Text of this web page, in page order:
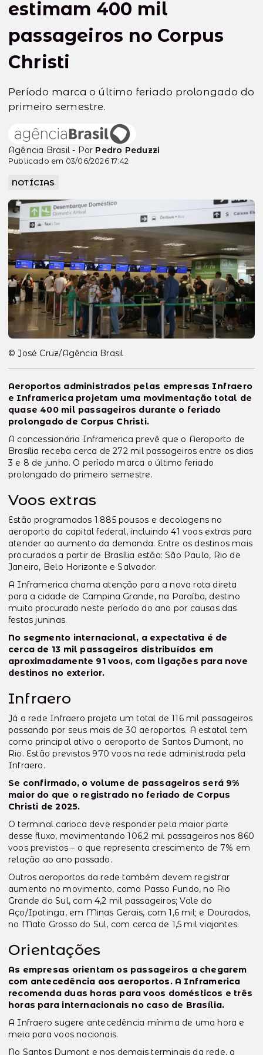
estimam 400 mil
passageiros no Corpus
Christi
Período marca o último feriado prolongado do
primeiro semestre.
Agência Brasil - Por Pedro Peduzzi
Publicado em 03/06/2026 17:42
NOTÍCIAS
© José Cruz/Agência Brasil
Aeroportos administrados pelas empresas Infraero
e Inframerica projetam uma movimentação total de
quase 400 mil passageiros durante o feriado
prolongado de Corpus Christi.
A concessionária Inframerica prevê que o Aeroporto de
Brasília receba cerca de 272 mil passageiros entre os dias
3 e 8 de junho. O período marca o último feriado
prolongado do primeiro semestre.
Voos extras
Estão programados 1.885 pousos e decolagens no
aeroporto da capital federal, incluindo 41 voos extras para
atender ao aumento da demanda. Entre os destinos mais
procurados a partir de Brasília estão: São Paulo, Rio de
Janeiro, Belo Horizonte e Salvador.
A Inframerica chama atenção para a nova rota direta
para a cidade de Campina Grande, na Paraíba, destino
muito procurado neste período do ano por causas das
festas juninas.
No segmento internacional, a expectativa é de
cerca de 13 mil passageiros distribuídos em
aproximadamente 91 voos, com ligações para nove
destinos no exterior.
Infraero
Já a rede Infraero projeta um total de 116 mil passageiros
passando por seus mais de 30 aeroportos. A estatal tem
como principal ativo o aeroporto de Santos Dumont, no
Rio. Estão previstos 970 voos na rede administrada pela
Infraero.
Se confirmado, o volume de passageiros será 9%
maior do que o registrado no feriado de Corpus
Christi de 2025.
O terminal carioca deve responder pela maior parte
desse fluxo, movimentando 106,2 mil passageiros nos 860
voos previstos – o que representa crescimento de 7% em
relação ao ano passado.
Outros aeroportos da rede também devem registrar
aumento no movimento, como Passo Fundo, no Rio
Grande do Sul, com 4,2 mil passageiros; Vale do
Aço/Ipatinga, em Minas Gerais, com 1,6 mil; e Dourados,
no Mato Grosso do Sul, com cerca de 1,5 mil viajantes.
Orientações
As empresas orientam os passageiros a chegarem
com antecedência aos aeroportos. A Inframerica
recomenda duas horas para voos domésticos e três
horas para internacionais no caso de Brasília.
A Infraero sugere antecedência mínima de uma hora e
meia para voos nacionais.
No Santos Dumont e nos demais terminais da rede, a